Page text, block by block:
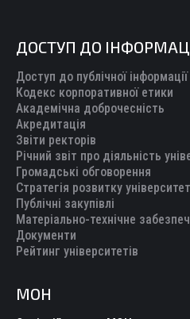
ДОСТУП ДО
Доступ до публічної інформації
Кодекс корпоративної етики
Академічна доброчесність
Акредитація
Звіти ректорів
Річний звіт про діяльність
Громадські обговорення
Стратегія розвитку
Публічні закупівлі
Матеріально-технічне
Документи
Рейтинг університетів
МОН